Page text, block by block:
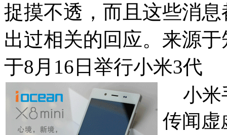
捉摸不透，而且这些消
出过相关的回应。来源
于8月16日举行小米3代
小米
传闻虚